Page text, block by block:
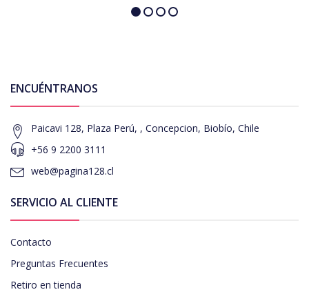
ENCUÉNTRANOS
Paicavi 128, Plaza Perú, , Concepcion, Biobío, Chile
+56 9 2200 3111
web@pagina128.cl
SERVICIO AL CLIENTE
Contacto
Preguntas Frecuentes
Retiro en tienda